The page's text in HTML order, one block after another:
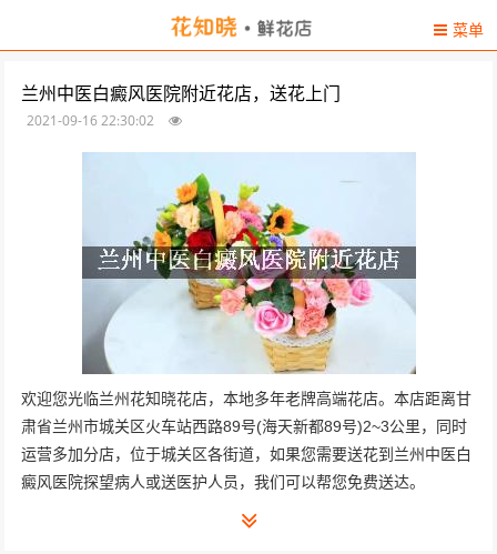
菜单
兰州中医白癜风医院附近花店，送花上门
2021-09-16 22:30:02
欢迎您光临兰州花知晓花店，本地多年老牌高端花店。本店距离甘
肃省兰州市城关区火车站西路89号(海天新都89号)2~3公里，同时
运营多加分店，位于城关区各街道，如果您需要送花到兰州中医白
癜风医院探望病人或送医护人员，我们可以帮您免费送达。